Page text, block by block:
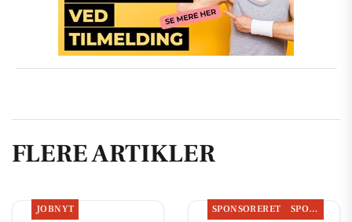
FLERE ARTIKLER
JOBNYT SPONSORERET SPONSORERET INDHOLD